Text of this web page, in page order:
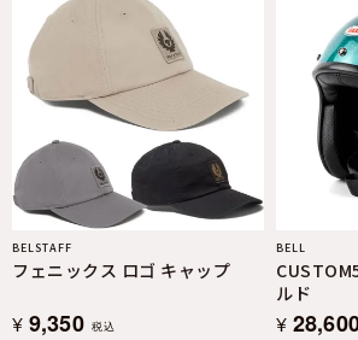
BELSTAFF
フェニックス ロゴ キャップ
¥ 9,350 税込
BELL
ルド
¥